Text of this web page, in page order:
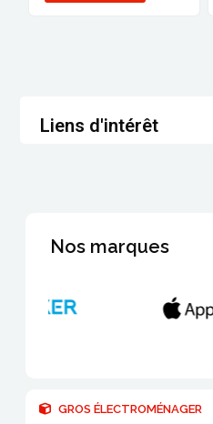
Liens d'intérêt
Nos marques
GROS ÉLECTROMÉNAGER